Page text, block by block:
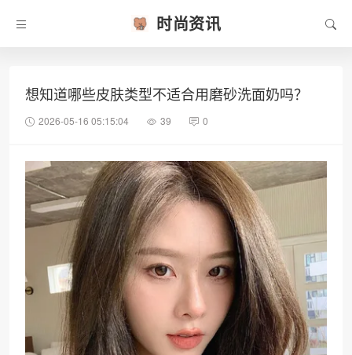
时尚资讯
想知道哪些皮肤类型不适合用磨砂洗面奶吗？
2026-05-16 05:15:04 39 0